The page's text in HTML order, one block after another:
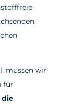
müssen wir
für
die